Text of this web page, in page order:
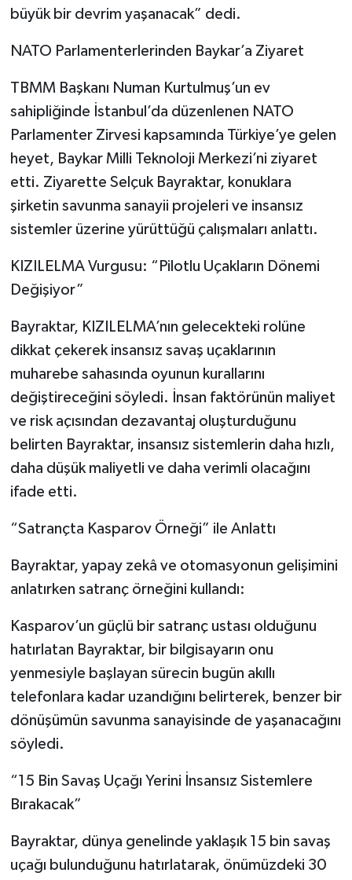
büyük bir devrim yaşanacak” dedi.
NATO Parlamenterlerinden Baykar’a Ziyaret
TBMM Başkanı Numan Kurtulmuş’un ev
sahipliğinde İstanbul’da düzenlenen NATO
Parlamenter Zirvesi kapsamında Türkiye’ye gelen
heyet, Baykar Milli Teknoloji Merkezi’ni ziyaret
etti. Ziyarette Selçuk Bayraktar, konuklara
şirketin savunma sanayii projeleri ve insansız
sistemler üzerine yürüttüğü çalışmaları anlattı.
KIZILELMA Vurgusu: “Pilotlu Uçakların Dönemi
Değişiyor”
Bayraktar, KIZILELMA’nın gelecekteki rolüne
dikkat çekerek insansız savaş uçaklarının
muharebe sahasında oyunun kurallarını
değiştireceğini söyledi. İnsan faktörünün maliyet
ve risk açısından dezavantaj oluşturduğunu
belirten Bayraktar, insansız sistemlerin daha hızlı,
daha düşük maliyetli ve daha verimli olacağını
ifade etti.
“Satrançta Kasparov Örneği” ile Anlattı
Bayraktar, yapay zekâ ve otomasyonun gelişimini
anlatırken satranç örneğini kullandı:
Kasparov’un güçlü bir satranç ustası olduğunu
hatırlatan Bayraktar, bir bilgisayarın onu
yenmesiyle başlayan sürecin bugün akıllı
telefonlara kadar uzandığını belirterek, benzer bir
dönüşümün savunma sanayisinde de yaşanacağını
söyledi.
“15 Bin Savaş Uçağı Yerini İnsansız Sistemlere
Bırakacak”
Bayraktar, dünya genelinde yaklaşık 15 bin savaş
uçağı bulunduğunu hatırlatarak, önümüzdeki 30